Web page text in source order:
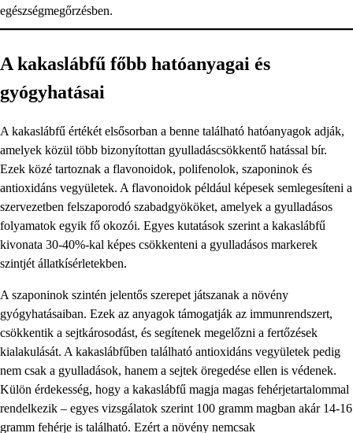
egészségmegőrzésben.
A kakaslábfű főbb hatóanyagai és
gyógyhatásai
A kakaslábfű értékét elsősorban a benne található hatóanyagok adják,
amelyek közül több bizonyítottan gyulladáscsökkentő hatással bír.
Ezek közé tartoznak a flavonoidok, polifenolok, szaponinok és
antioxidáns vegyületek. A flavonoidok például képesek semlegesíteni a
szervezetben felszaporodó szabadgyököket, amelyek a gyulladásos
folyamatok egyik fő okozói. Egyes kutatások szerint a kakaslábfű
kivonata 30-40%-kal képes csökkenteni a gyulladásos markerek
szintjét állatkísérletekben.
A szaponinok szintén jelentős szerepet játszanak a növény
gyógyhatásaiban. Ezek az anyagok támogatják az immunrendszert,
csökkentik a sejtkárosodást, és segítenek megelőzni a fertőzések
kialakulását. A kakaslábfűben található antioxidáns vegyületek pedig
nem csak a gyulladások, hanem a sejtek öregedése ellen is védenek.
Külön érdekesség, hogy a kakaslábfű magja magas fehérjetartalommal
rendelkezik – egyes vizsgálatok szerint 100 gramm magban akár 14-16
gramm fehérje is található. Ezért a növény nemcsak